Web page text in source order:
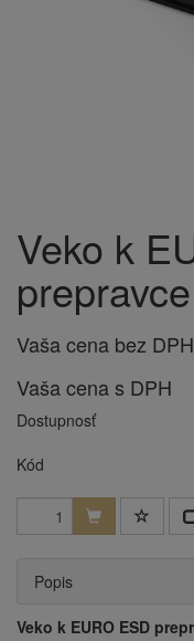
Veko k
Vaša cena bez DPH
Vaša cena s DPH
Dostupnosť
Kód
Popis
Veko k EURO ESD